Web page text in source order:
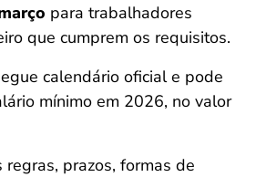
para trabalhadores
que cumprem os requisitos.
calendário oficial e pode
mínimo em 2026, no valor
prazos, formas de